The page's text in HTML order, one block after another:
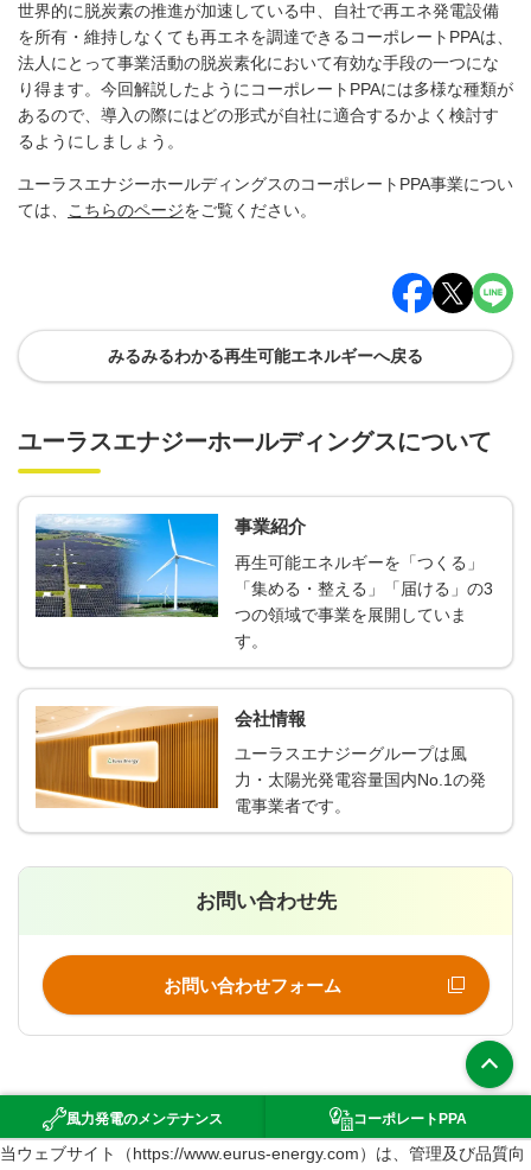
当ウェブサイト（https://www.eurus-energy.com）は、管理及び品質向
世界的に脱炭素の推進が加速している中、自社で再エネ発電設備
を所有・維持しなくても再エネを調達できるコーポレート PPAは、
法人にとって事業活動の脱炭素化において有効な手段の一つにな
り得ます。今回解説したようにコーポレート PPAには多様な種類が
あるので、導入の際にはどの形式が自社に適合するかよく検討す
るようにしましょう。
ユーラスエナジーホールディングスのコーポレートPPA事業につい
ては、 こちらのページをご覧ください。
みるみるわかる再生可能エネルギーへ戻る
ユーラスエナジーホールディングスについて
事業紹介
再生可能エネルギーを「つくる」
「集める・整える」「届ける」の3
つの領域で事業を展開していま
す。
会社情報
ユーラスエナジーグループは風
力・太陽光発電容量国内No.1の発
電事業者です。
お問い合わせ先
お問い合わせフォーム
風力発電のメンテナンス
（新規ウインドウで開きます）
コーポレート PPA
環境影響評価